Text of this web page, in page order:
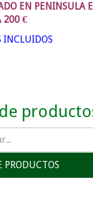
EN PENINSULA
200 €
INCLUIDOS
PRODUCTOS